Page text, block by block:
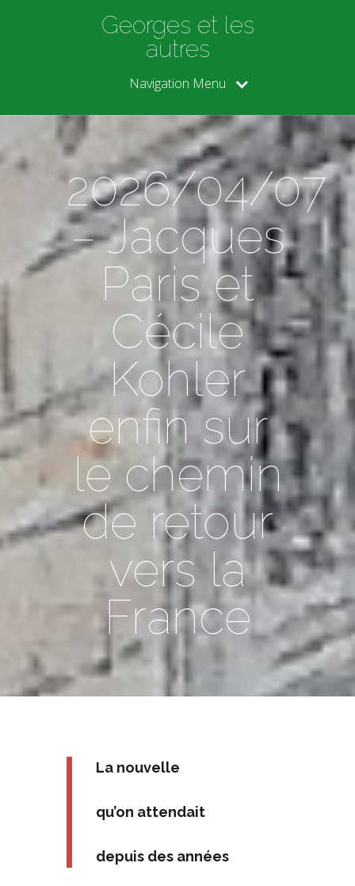
Georges et les
autres
Navigation Menu
2026/04/07
– Jacques
Paris et
Cécile
Kohler
enfin sur
le chemin
de retour
vers la
France
La nouvelle
qu’on attendait
depuis des années